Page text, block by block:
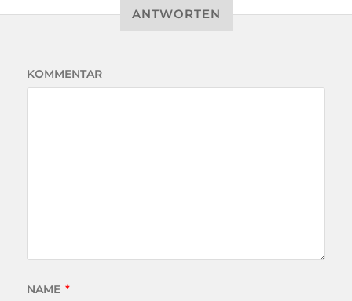
ANTWORTEN
KOMMENTAR
NAME *